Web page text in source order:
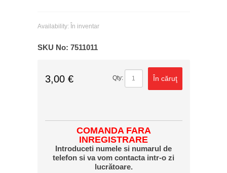
Availability: În inventar
SKU No: 7511011
3,00 € Qty: În căruţ
COMANDA FARA
INREGISTRARE
Introduceti numele si numarul de
telefon si va vom contacta intr-o zi
lucrătoare.